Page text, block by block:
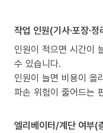
작업 인원(기사·포장·
인원이 적으면 시간이
수 있습니다.
인원이 늘면 비용이 올
파손 위험이 줄어드는
엘리베이터/계단 여부(